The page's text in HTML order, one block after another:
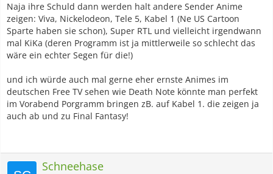
Naja ihre Schuld dann werden halt andere Sender Anime
zeigen: Viva, Nickelodeon, Tele 5, Kabel 1 (Ne US Cartoon
Sparte haben sie schon), Super RTL und vielleicht irgendwann
mal KiKa (deren Programm ist ja mittlerweile so schlecht das
wäre ein echter Segen für die!)
und ich würde auch mal gerne eher ernste Animes im
deutschen Free TV sehen wie Death Note könnte man perfekt
im Vorabend Porgramm bringen zB. auf Kabel 1. die zeigen ja
auch ab und zu Final Fantasy!
Schneehase